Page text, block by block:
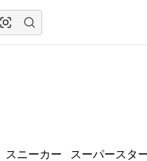
スニーカー スーパースタ